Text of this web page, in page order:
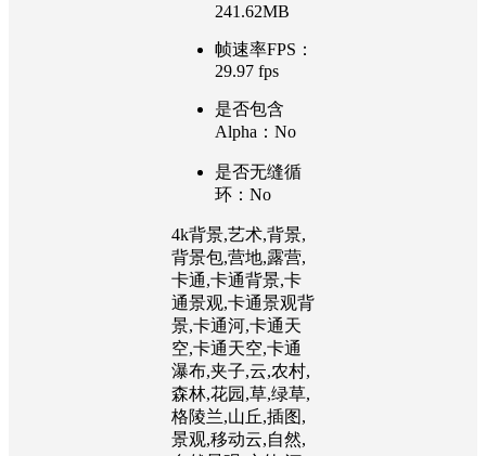
241.62MB
帧速率FPS：
29.97 fps
是否包含
Alpha：No
是否无缝循
环：No
4k背景,艺术,背景,
背景包,营地,露营,
卡通,卡通背景,卡
通景观,卡通景观背
景,卡通河,卡通天
空,卡通天空,卡通
瀑布,夹子,云,农村,
森林,花园,草,绿草,
格陵兰,山丘,插图,
景观,移动云,自然,